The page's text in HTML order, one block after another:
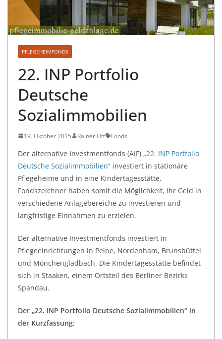
PFLEGEHEIMFONDS
22. INP Portfolio
Deutsche
Sozialimmobilien
19. Oktober 2015 Rainer Ott Fonds
Der alternative Investmentfonds (AIF) „22. INP Portfolio
Deutsche Sozialimmobilien“ investiert in stationäre
Pflegeheime und in eine Kindertagesstätte.
Fondszeichner haben somit die Möglichkeit, Ihr Geld in
verschiedene Anlagebereiche zu investieren und
langfristige Einnahmen zu erzielen.
Der alternative Investmentfonds investiert in
Pflegeeinrichtungen in Peine, Nordenham, Brunsbüttel
und Mönchengladbach. Die Kindertagesstätte befindet
sich in Staaken, einem Ortsteil des Berliner Bezirks
Spandau.
Der „22. INP Portfolio Deutsche Sozialimmobilien“ in
der Kurzfassung: